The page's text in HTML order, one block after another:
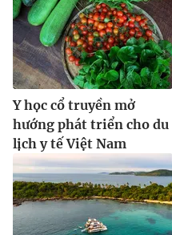
Y học cổ truyền mở
hướng phát triển cho du
lịch y tế Việt Nam